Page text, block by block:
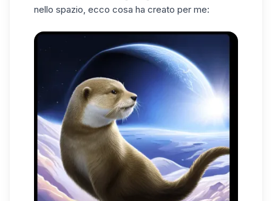
nello spazio, ecco cosa ha creato per me: